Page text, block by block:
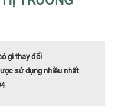
gì thay đổi
sử dụng nhiều nhất